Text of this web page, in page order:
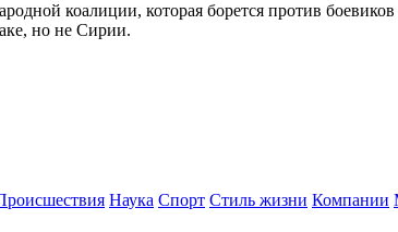
коалиции, которая борется против
но не Сирии.
Наука Спорт Стиль жизни Компании